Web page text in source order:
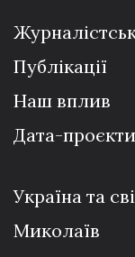
Публікації
Наш вплив
Дата-проєкти
Україна та
Миколаїв